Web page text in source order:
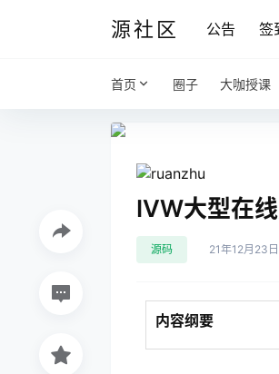
源社区 公告 签
首页 圈子 大咖授课
IVW大型在
源码 21年12月23日
内容纲要